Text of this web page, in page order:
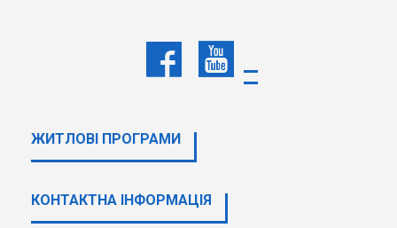
про організацію розгляду
звернень громадян, проведення
особистого прийому та
спеціалізованій фінансовій
установі «Державний фонд
сприяння молодіжному
житловому будівництву» та
ЖИТЛОВІ ПРОГРАМИ
КОНТАКТНА ІНФОРМАЦІЯ